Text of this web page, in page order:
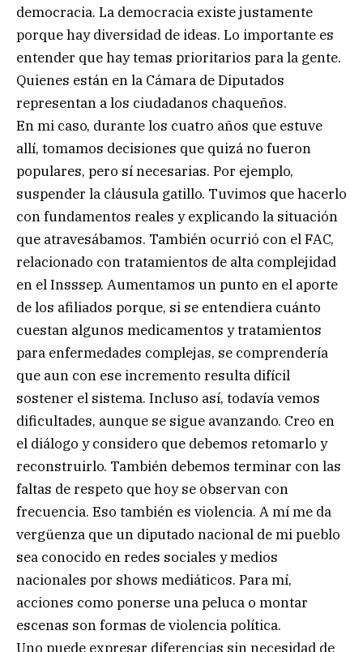
democracia. La democracia existe justamente
porque hay diversidad de ideas. Lo importante es
entender que hay temas prioritarios para la gente.
Quienes están en la Cámara de Diputados
representan a los ciudadanos chaqueños.
En mi caso, durante los cuatro años que estuve
allí, tomamos decisiones que quizá no fueron
populares, pero sí necesarias. Por ejemplo,
suspender la cláusula gatillo. Tuvimos que hacerlo
con fundamentos reales y explicando la situación
que atravesábamos. También ocurrió con el FAC,
relacionado con tratamientos de alta complejidad
en el Insssep. Aumentamos un punto en el aporte
de los afiliados porque, si se entendiera cuánto
cuestan algunos medicamentos y tratamientos
para enfermedades complejas, se comprendería
que aun con ese incremento resulta difícil
sostener el sistema. Incluso así, todavía vemos
dificultades, aunque se sigue avanzando. Creo en
el diálogo y considero que debemos retomarlo y
reconstruirlo. También debemos terminar con las
faltas de respeto que hoy se observan con
frecuencia. Eso también es violencia. A mí me da
vergüenza que un diputado nacional de mi pueblo
sea conocido en redes sociales y medios
nacionales por shows mediáticos. Para mí,
acciones como ponerse una peluca o montar
escenas son formas de violencia política.
Uno puede expresar diferencias sin necesidad de